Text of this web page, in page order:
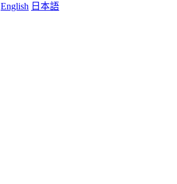
English 日本語